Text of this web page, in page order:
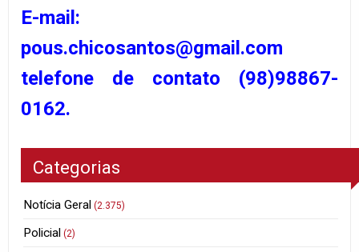
E-mail:
pous.chicosantos@gmail.com
telefone de contato (98)98867-
0162.
Categorias
Notícia Geral (2.375)
Policial (2)